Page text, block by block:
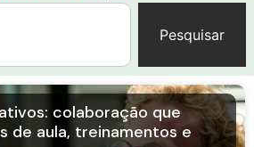
Pesquisar
colaboração que
de aula, treinamentos e